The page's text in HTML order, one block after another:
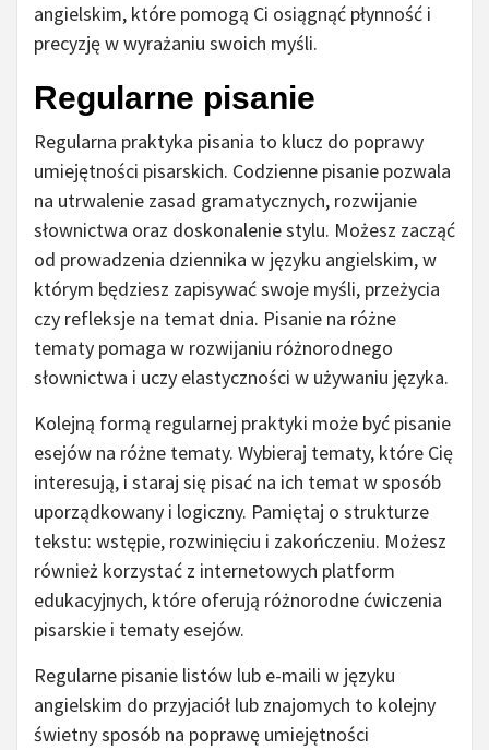
angielskim, które pomogą Ci osiągnąć płynność i
precyzję w wyrażaniu swoich myśli.
Regularne pisanie
Regularna praktyka pisania to klucz do poprawy
umiejętności pisarskich. Codzienne pisanie pozwala
na utrwalenie zasad gramatycznych, rozwijanie
słownictwa oraz doskonalenie stylu. Możesz zacząć
od prowadzenia dziennika w języku angielskim, w
którym będziesz zapisywać swoje myśli, przeżycia
czy refleksje na temat dnia. Pisanie na różne
tematy pomaga w rozwijaniu różnorodnego
słownictwa i uczy elastyczności w używaniu języka.
Kolejną formą regularnej praktyki może być pisanie
esejów na różne tematy. Wybieraj tematy, które Cię
interesują, i staraj się pisać na ich temat w sposób
uporządkowany i logiczny. Pamiętaj o strukturze
tekstu: wstępie, rozwinięciu i zakończeniu. Możesz
również korzystać z internetowych platform
edukacyjnych, które oferują różnorodne ćwiczenia
pisarskie i tematy esejów.
Regularne pisanie listów lub e-maili w języku
angielskim do przyjaciół lub znajomych to kolejny
świetny sposób na poprawę umiejętności